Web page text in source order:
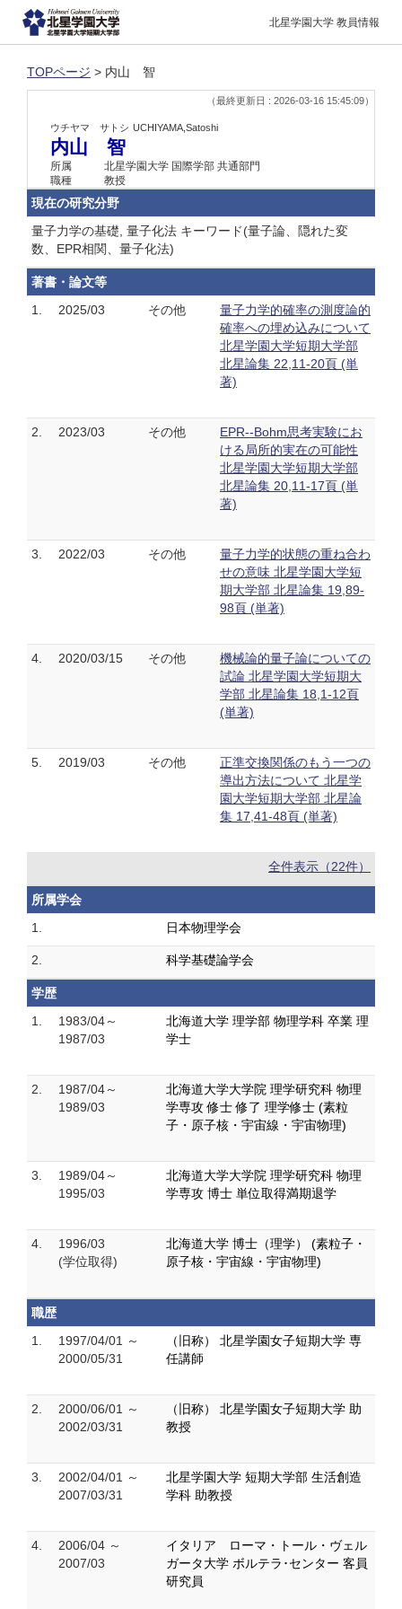
北星学園大学 教員情報
TOPページ > 内山 智
（最終更新日 : 2026-03-16 15:45:09）
ウチヤマ サトシ UCHIYAMA,Satoshi
内山 智
所属
北星学園大学 国際学部 共通部門
職種
教授
現在の研究分野
量子力学の基礎, 量子化法 キーワード(量子論、隠れた変
数、EPR相関、量子化法)
著書・論文等
1.
2025/03 その他
量子力学的確率の測度論的
確率への埋め込みについて
北星学園大学短期大学部
北星論集 22,11-20頁 (単
著)
2. 2023/03 その他
EPR--Bohm思考実験にお
ける局所的実在の可能性
北星学園大学短期大学部
北星論集 20,11-17頁 (単
著)
3. 2022/03 その他
量子力学的状態の重ね合わ
せの意味 北星学園大学短
期大学部 北星論集 19,89-
98頁 (単著)
4. 2020/03/15 その他
機械論的量子論についての
試論 北星学園大学短期大
学部 北星論集 18,1-12頁
(単著)
5. 2019/03 その他
正準交換関係のもう一つの
導出方法について 北星学
園大学短期大学部 北星論
集 17,41-48頁 (単著)
全件表示（22件）
所属学会
1.
日本物理学会
2. 科学基礎論学会
学歴
1.
1983/04～
1987/03
北海道大学 理学部 物理学科 卒業 理
学士
2.
1987/04～
1989/03
北海道大学大学院 理学研究科 物理
学専攻 修士 修了 理学修士 (素粒
子・原子核・宇宙線・宇宙物理)
3.
1989/04～
1995/03
北海道大学大学院 理学研究科 物理
学専攻 博士 単位取得満期退学
4.
1996/03
(学位取得)
北海道大学 博士（理学） (素粒子・
原子核・宇宙線・宇宙物理)
職歴
1.
1997/04/01 ～
2000/05/31
（旧称） 北星学園女子短期大学 専
任講師
2.
2000/06/01 ～
2002/03/31
（旧称） 北星学園女子短期大学 助
教授
3.
2002/04/01 ～
2007/03/31
北星学園大学 短期大学部 生活創造
学科 助教授
4.
2006/04 ～
2007/03
イタリア ローマ・トール・ヴェル
ガータ大学 ボルテラ･センター 客員
研究員